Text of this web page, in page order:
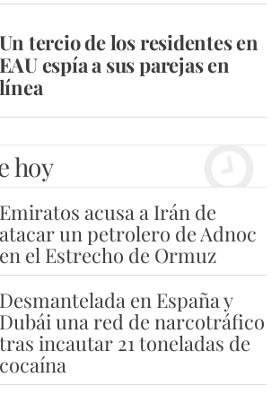
Un tercio de los residentes en
EAU espía a sus parejas en
línea
hoy
Emiratos acusa a Irán de
atacar un petrolero de Adnoc
en el Estrecho de Ormuz
Desmantelada en España y
Dubái una red de narcotráfico
tras incautar 21 toneladas de
cocaína